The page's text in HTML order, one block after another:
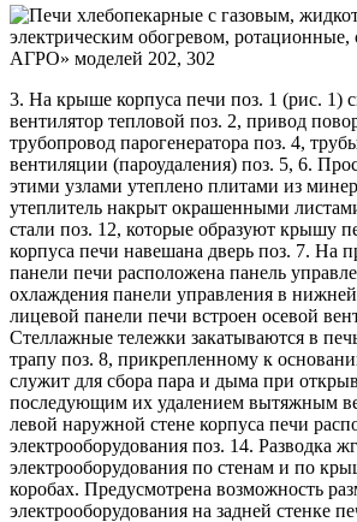
3. На крыше корпуса печи поз. 1 (рис. 1)
вентилятор тепловой поз. 2, привод
трубопровод парогенератора поз. 4,
вентиляции (пароудаления) поз. 5, 6.
этими узлами утеплено плитами из
утеплитель накрыт окрашенными
стали поз. 12, которые образуют крышу
корпуса печи навешана дверь поз. 7. На
панели печи расположена панель
охлаждения панели управления в
лицевой панели печи встроен осевой
Стеллажные тележки закатываются в
трапу поз. 8, прикрепленному к
служит для сбора пара и дыма при
последующим их удалением вытяжным
левой наружной стене корпуса печи
электрооборудования поз. 14. Разводка
электрооборудования по стенам и по
коробах. Предусмотрена возможность
электрооборудования на задней стенке